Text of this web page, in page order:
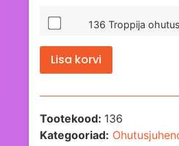
136 Troppija
Lisa korvi
Tootekood: 136
Kategooriad: